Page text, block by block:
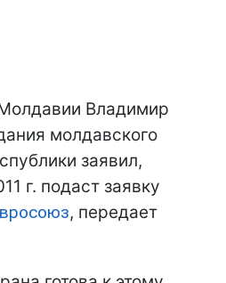
Владимир
молдавского
заявил,
г. подаст заявку
, передает